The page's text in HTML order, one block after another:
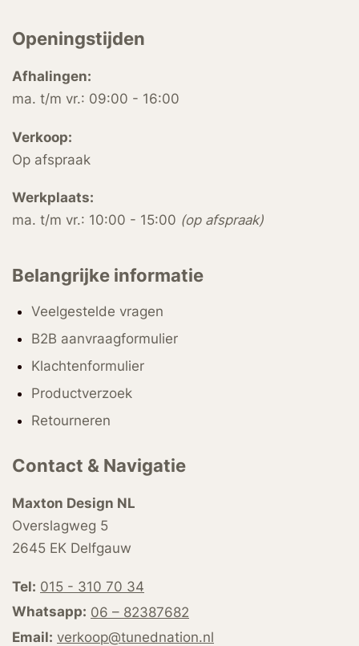
Openingstijden
Afhalingen:
ma. t/m vr.: 09:00 - 16:00
Verkoop:
Op afspraak
Werkplaats:
ma. t/m vr.: 10:00 - 15:00 (op afspraak)
Belangrijke informatie
Veelgestelde vragen
B2B aanvraagformulier
Klachtenformulier
Productverzoek
Retourneren
Contact & Navigatie
Maxton Design NL
Overslagweg 5
2645 EK Delfgauw
Tel: 015 - 310 70 34
Whatsapp: 06 – 82387682
Email: verkoop@tunednation.nl